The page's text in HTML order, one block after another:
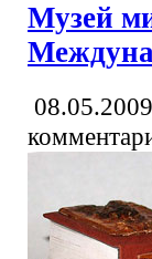
Музей
08.05.2009